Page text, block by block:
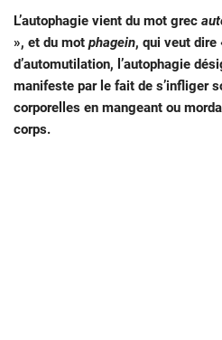
L’autophagie vient du mot grec
», et du mot phagein, qui veut dire
d’automutilation, l’autophagie
manifeste par le fait de s’infliger
corporelles en mangeant ou
corps.